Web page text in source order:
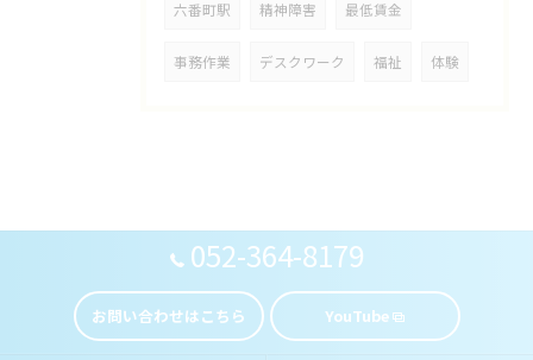
六番町駅 精神障害 最低賃金
事務作業 デスクワーク 福祉 体験
052-364-8179
お問い合わせはこちら YouTube